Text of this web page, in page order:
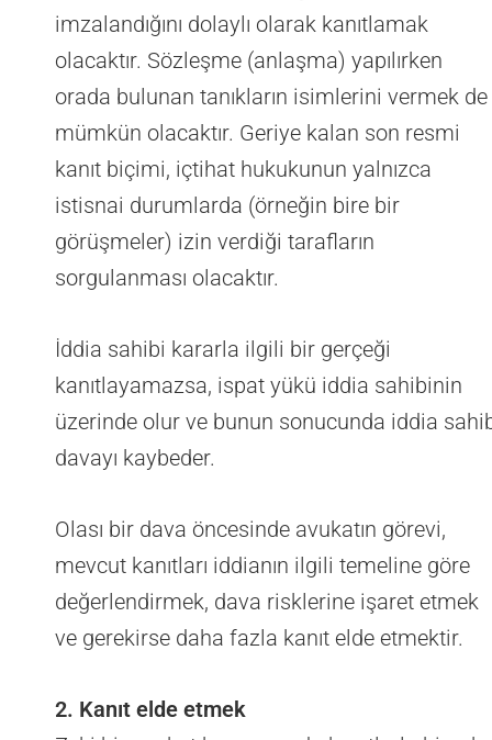
imzalandığını dolaylı olarak kanıtlamak
olacaktır. Sözleşme (anlaşma) yapılırken
orada bulunan tanıkların isimlerini vermek de
mümkün olacaktır. Geriye kalan son resmi
kanıt biçimi, içtihat hukukunun yalnızca
istisnai durumlarda (örneğin bire bir
görüşmeler) izin verdiği tarafların
sorgulanması olacaktır.
İddia sahibi kararla ilgili bir gerçeği
kanıtlayamazsa, ispat yükü iddia sahibinin
üzerinde olur ve bunun sonucunda iddia
davayı kaybeder.
Olası bir dava öncesinde avukatın görevi,
mevcut kanıtları iddianın ilgili temeline göre
değerlendirmek, dava risklerine işaret etmek
ve gerekirse daha fazla kanıt elde etmektir.
2. Kanıt elde etmek